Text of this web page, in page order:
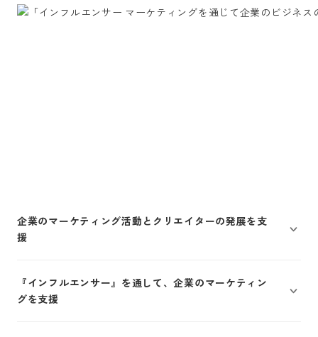
企業のマーケティング活動とクリエイターの発展を支
援
『インフルエンサー』を通して、企業のマーケティン
グを支援